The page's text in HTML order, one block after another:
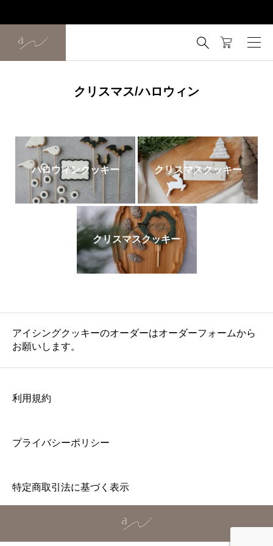

クリスマス/ハロウィン
ハロウィンクッキー クリスマスクッキー
クリスマスクッキー
アイシングクッキーのオーダーはオーダーフォームから
お願いします。
利用規約
プライバシーポリシー
特定商取引法に基づく表示